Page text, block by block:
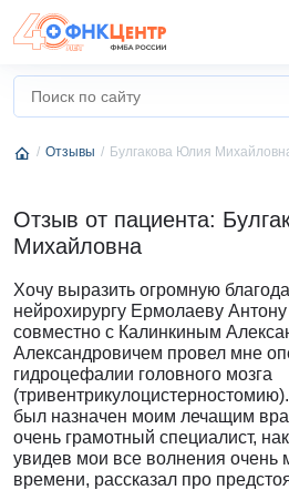
Отзывы Булгакова Юлия
Отзыв от пациента:
Михайловна
Хочу выразить огромную
нейрохирургу Ермолаеву
совместно с Калинкиным
Александровичем провел мне
гидроцефалии головного мозга
был назначен моим лечащим
очень грамотный специалист,
увидев мои все волнения очень
времени, рассказал про